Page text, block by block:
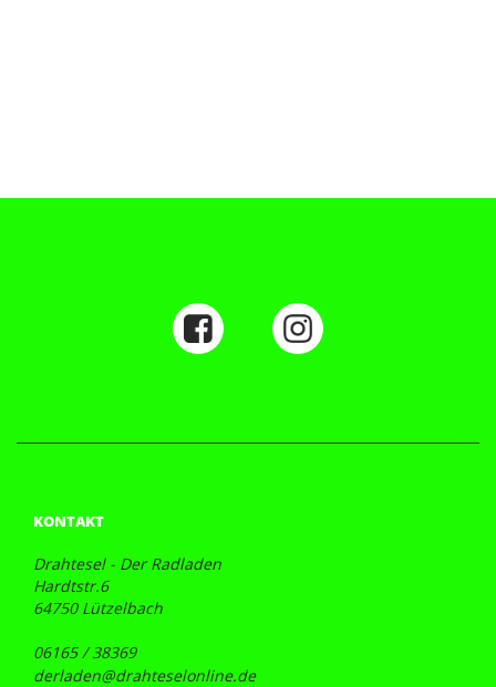
KONTAKT
Drahtesel - Der Radladen
Hardtstr.6
64750 Lützelbach
06165 / 38369
derladen@drahteselonline.de